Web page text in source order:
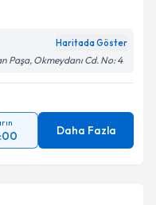
Haritada Göster
Paşa, Okmeydanı Cd. No: 4
Daha Fazla